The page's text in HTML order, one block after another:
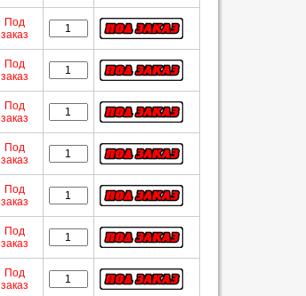
Под
заказ
Под
заказ
Под
заказ
Под
заказ
Под
заказ
Под
заказ
Под
заказ